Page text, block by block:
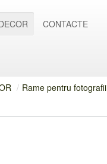
CONTACTE
/ Rame pentru fotografii